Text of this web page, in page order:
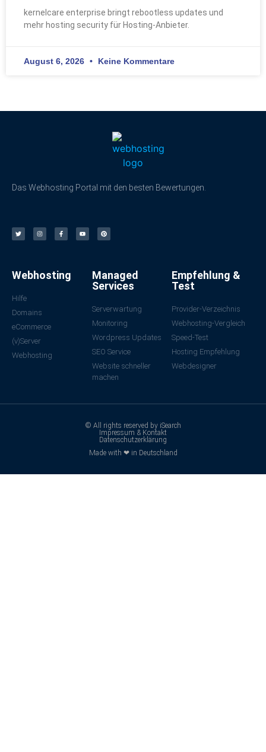
kernelcare enterprise bringt rebootless updates und
mehr hosting security für Hosting-Anbieter.
August 6, 2026 Keine Kommentare
Das Webhosting Portal mit den besten Bewertungen.
Webhosting
Hilfe
Domains
eCommerce
(v)Server
Webhosting
Managed
Services
Serverwartung
Monitoring
Wordpress Updates
SEO Service
Website schneller
machen
Empfehlung &
Test
Provider-Verzeichnis
Webhosting-Vergleich
Speed-Test
Hosting Empfehlung
Webdesigner
© All rights reserved by iSearch
Impressum & Kontakt
Datenschutzerklärung
Made with ❤ in Deutschland